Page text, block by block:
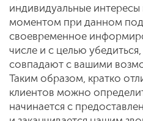
индивидуальные
моментом при данном
своевременное
числе и с целью
совпадают с вашими
Таким образом, кратко
клиентов можно
начинается с